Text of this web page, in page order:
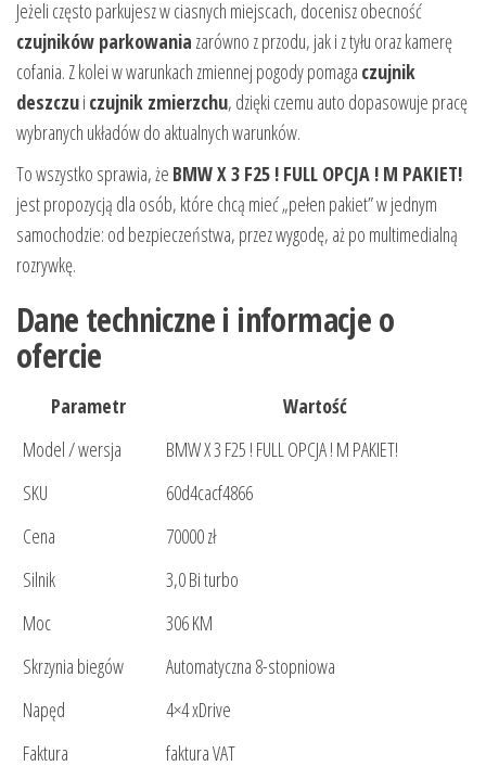
Jeżeli często parkujesz w ciasnych miejscach, docenisz obecność
czujników parkowania zarówno z przodu, jak i z tyłu oraz kamerę
cofania. Z kolei w warunkach zmiennej pogody pomaga czujnik
deszczui czujnik zmierzchu, dzięki czemu auto dopasowuje pracę
wybranych układów do aktualnych warunków.
To wszystko sprawia, że BMW X 3 F25 ! FULL OPCJA ! M PAKIET!
jest propozycją dla osób, które chcą mieć „pełen pakiet” w jednym
samochodzie: od bezpieczeństwa, przez wygodę, aż po multimedialną
rozrywkę.
Dane techniczne i informacje o
ofercie
Parametr
Wartość
Model / wersja
BMW X 3 F25 ! FULL OPCJA ! M PAKIET!
SKU
60d4cacf4866
Cena
70000 zł
Silnik
3,0 Bi turbo
Moc
306 KM
Skrzynia biegów
Automatyczna 8-stopniowa
Napęd
4×4 xDrive
Faktura
faktura VAT